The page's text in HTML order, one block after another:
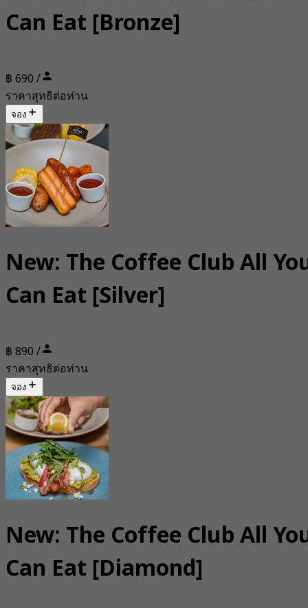
Can Eat [Bronze]
฿ 690 /
ราคาสุทธิต่อท่าน
จอง
New: The Coffee Club All
Can Eat [Silver]
฿ 890 /
ราคาสุทธิต่อท่าน
จอง
New: The Coffee Club All
Can Eat [Diamond]